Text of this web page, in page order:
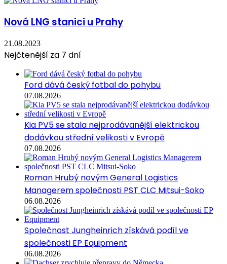
Nová LNG stanici u Prahy
21.08.2023
Nejčtenější za 7 dní
Ford dává český fotbal do pohybu
07.08.2026
Kia PV5 se stala nejprodávanější elektrickou
dodávkou střední velikosti v Evropě
07.08.2026
Roman Hrubý novým General Logistics
Managerem společnosti PST CLC Mitsui-Soko
06.08.2026
Společnost Jungheinrich získává podíl ve
společnosti EP Equipment
06.08.2026